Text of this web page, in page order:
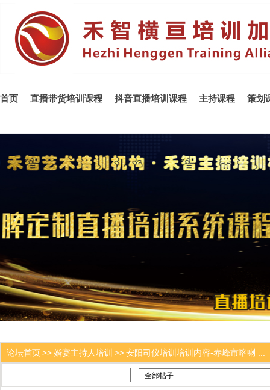
首页 直播带货培训课程 抖音直播培训课程 主持课程 策划
论坛首页>>婚宴主持人培训 >>安阳司仪培训培训内容-赤峰市喀喇 ...